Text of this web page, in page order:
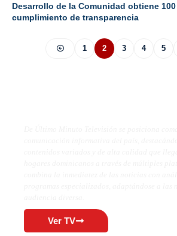
Desarrollo de la Comunidad obtiene
cumplimiento de transparencia
1 2 3 4 5
Ver TV